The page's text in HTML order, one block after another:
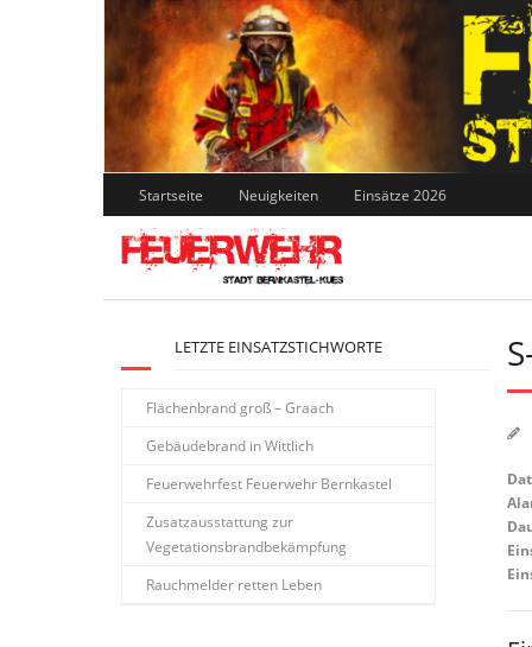
Skip
to
content
Startseite Neuigkeiten Einsätze 2026
LETZTE EINSATZSTICHWORTE
Flächenbrand groß – Graach
Gebäudebrand in Wittlich
Feuerwehrfest Feuerwehr Bernkastel
Zusatzausstattung zur
Vegetationsbrandbekämpfung
Rauchmelder retten Leben